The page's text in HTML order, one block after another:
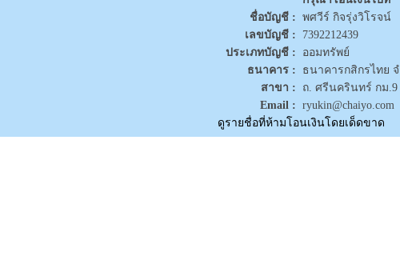
ชื่อบัญชี : พศวีร์ กิจรุ่งวิโรจน์
เลขบัญชี :
7392212439
ประเภทบัญชี :
ออมทรัพย์
ธนาคาร :
ธนาคารกสิกรไทย
สาขา :
ถ. ศรีนครินทร์ กม.9
Email : ryukin@chaiyo.com
ดูรายชื่อที่ห้ามโอนเงินโดยเด็ดขาด